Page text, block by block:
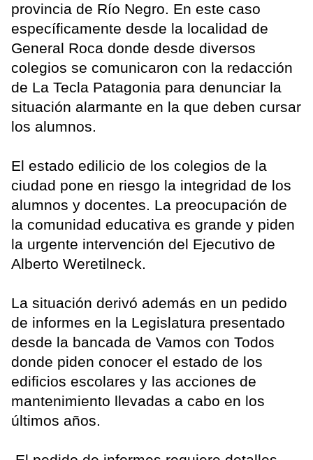
provincia de Río Negro. En este caso
específicamente desde la localidad de
General Roca donde desde diversos
colegios se comunicaron con la redacción
de La Tecla Patagonia para denunciar la
situación alarmante en la que deben cursar
los alumnos.
El estado edilicio de los colegios de la
ciudad pone en riesgo la integridad de los
alumnos y docentes. La preocupación de
la comunidad educativa es grande y piden
la urgente intervención del Ejecutivo de
Alberto Weretilneck.
La situación derivó además en un pedido
de informes en la Legislatura presentado
desde la bancada de Vamos con Todos
donde piden conocer el estado de los
edificios escolares y las acciones de
mantenimiento llevadas a cabo en los
últimos años.